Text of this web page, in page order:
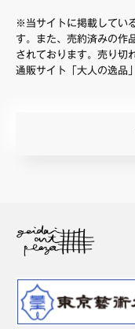
※当サイトに掲載してい
す。また、売約済みの作
されております。売り切
通販サイト「大人の逸品